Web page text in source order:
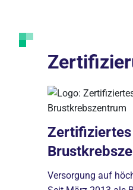
Zertifiziertes
Versorgung auf